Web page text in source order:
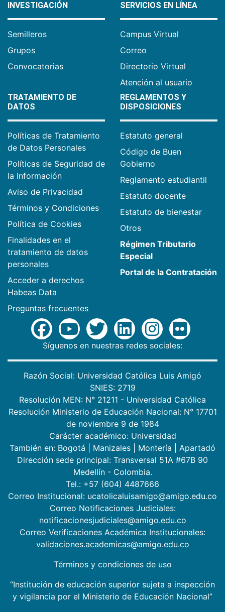
INVESTIGACIÓN
Semilleros
Grupos
Convocatorias
SERVICIOS EN LÍNEA
Campus Virtual
Correo
Directorio Virtual
Atención al usuario
TRATAMIENTO DE
DATOS
Políticas de Tratamiento
de Datos Personales
Políticas de Seguridad de
la Información
Aviso de Privacidad
Términos y Condiciones
Política de Cookies
Finalidades en el
tratamiento de datos
personales
Acceder a derechos
Habeas Data
Preguntas frecuentes
REGLAMENTOS Y
DISPOSICIONES
Estatuto general
Código de Buen
Gobierno
Reglamento estudiantil
Estatuto docente
Estatuto de bienestar
Otros
Régimen Tributario
Especial
Portal de la Contratación
Síguenos en nuestras redes sociales:
Razón Social: Universidad Católica Luis Amigó
SNIES: 2719
Resolución MEN: N° 21211 - Universidad Católica
Resolución Ministerio de Educación Nacional: N° 17701
de noviembre 9 de 1984
Carácter académico: Universidad
También en: Bogotá Manizales Montería
Apartadó
Dirección sede principal: Transversal 51A #67B 90
Medellín - Colombia.
Tel.: +57 (604) 4487666
Correo Institucional: ucatolicaluisamigo@amigo.edu.co
Correo Notificaciones Judiciales:
notificacionesjudiciales@amigo.edu.co
Correo Verificaciones Académica Institucionales:
validaciones.academicas@amigo.edu.co
Términos y condiciones de uso
“Institución de educación superior sujeta a inspección
y vigilancia por el Ministerio de Educación Nacional”